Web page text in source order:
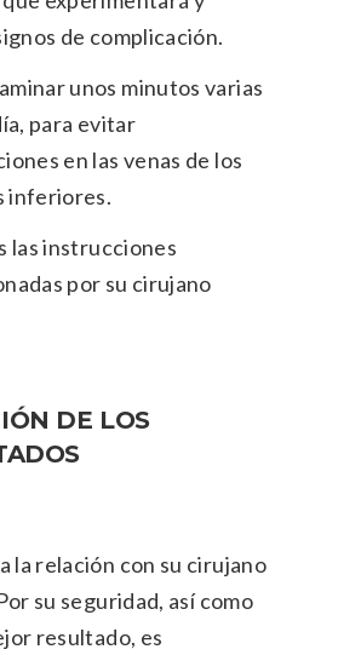
de complicación.
unos minutos varias
para evitar
en las venas de los
inferiores.
las instrucciones
por su cirujano
DE LOS
la relación con su cirujano
su seguridad, así como
resultado, es